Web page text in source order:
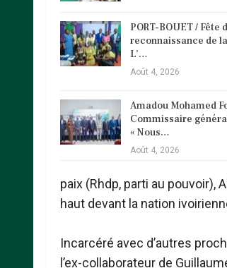
PORT-BOUET / Fête
reconnaissance de
L’…
Août 4, 2026
Amadou Mohamed
Commissaire
« Nous…
Août 4, 2026
paix (Rhdp, parti au pouvoir),
haut devant la nation
Incarcéré avec d’autres
l’ex-collaborateur de